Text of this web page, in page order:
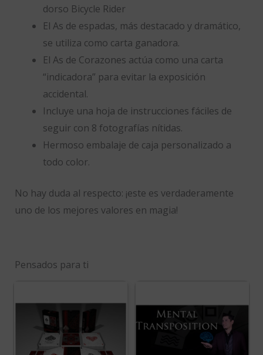
dorso Bicycle Rider
El As de espadas, más destacado y dramático,
se utiliza como carta ganadora.
El As de Corazones actúa como una carta
“indicadora” para evitar la exposición
accidental.
Incluye una hoja de instrucciones fáciles de
seguir con 8 fotografías nítidas.
Hermoso embalaje de caja personalizado a
todo color.
No hay duda al respecto: ¡este es verdaderamente
uno de los mejores valores en magia!
Pensados para ti